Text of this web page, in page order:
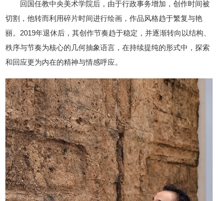
回国任教中央美术学院后，由于行政事务增加，创作时间被
切割，他转而利用碎片时间进行绘画，作品风格趋于繁复与艳
丽。2019年退休后，其创作节奏趋于稳定，并逐渐转向以结构、
秩序与节奏为核心的几何抽象语言，在持续提纯的形式中，探索
和回应更为内在的精神与情感呼应。